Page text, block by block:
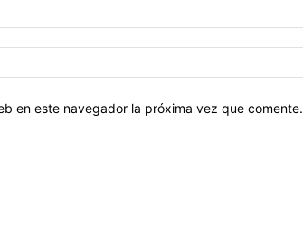
en este navegador la próxima vez que comente.